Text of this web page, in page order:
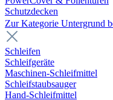
Schutzdecken
Zur Kategorie Untergrund
Schleifen
Schleifgeräte
Maschinen-Schleifmittel
Schleifstaubsauger
Hand-Schleifmittel